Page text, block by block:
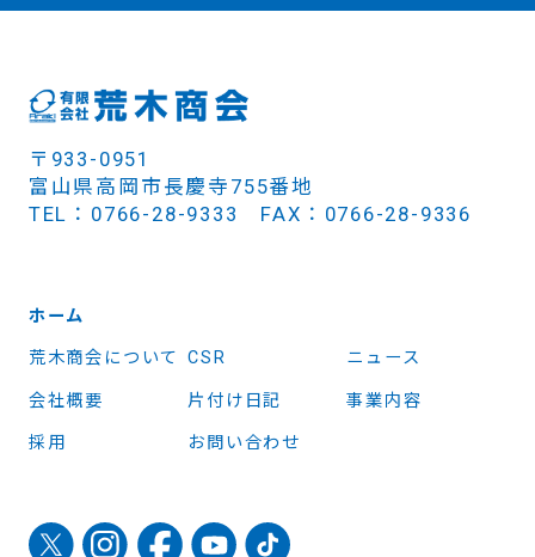
〒933-0951
富山県高岡市長慶寺755番地
TEL：0766-28-9333 FAX：0766-28-9336
ホーム
荒木商会について CSR ニュース
会社概要 片付け日記 事業内容
採用 お問い合わせ